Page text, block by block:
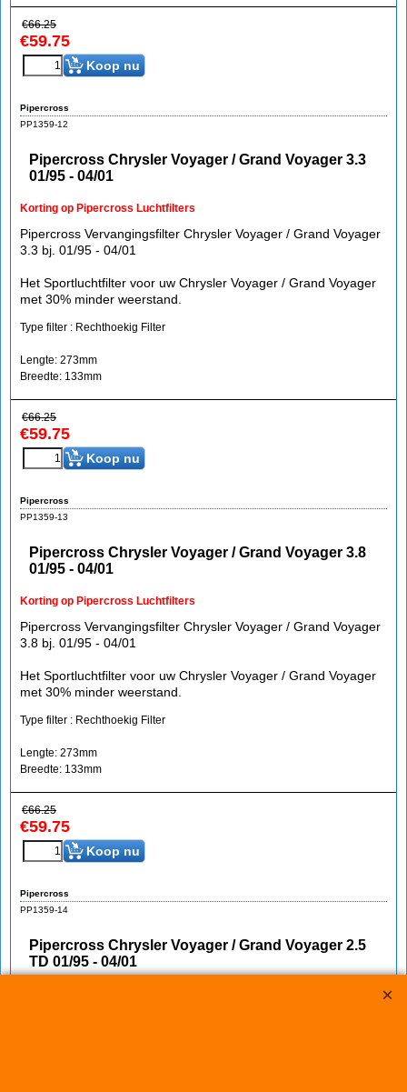
€66.25
€59.75
Koop nu
Pipercross
PP1359-12
Pipercross Chrysler Voyager / Grand Voyager 3.3
01/95 - 04/01
Korting op Pipercross Luchtfilters
Pipercross Vervangingsfilter Chrysler Voyager / Grand Voyager
3.3 bj. 01/95 - 04/01
Het Sportluchtfilter voor uw Chrysler Voyager / Grand Voyager
met 30% minder weerstand.
Type filter : Rechthoekig Filter
Lengte: 273mm
Breedte: 133mm
€66.25
€59.75
Koop nu
Pipercross
PP1359-13
Pipercross Chrysler Voyager / Grand Voyager 3.8
01/95 - 04/01
Korting op Pipercross Luchtfilters
Pipercross Vervangingsfilter Chrysler Voyager / Grand Voyager
3.8 bj. 01/95 - 04/01
Het Sportluchtfilter voor uw Chrysler Voyager / Grand Voyager
met 30% minder weerstand.
Type filter : Rechthoekig Filter
Lengte: 273mm
Breedte: 133mm
€66.25
€59.75
Koop nu
Pipercross
PP1359-14
Pipercross Chrysler Voyager / Grand Voyager 2.5
TD 01/95 - 04/01